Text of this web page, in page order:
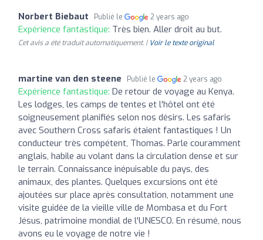
Norbert Biebaut Publié le 2 years ago
Expérience fantastique: Très bien. Aller droit au but.
Cet avis a été traduit automatiquement. | Voir le texte original
martine van den steene Publié le 2 years ago
Expérience fantastique: De retour de voyage au Kenya.
Les lodges, les camps de tentes et l'hôtel ont été
soigneusement planifiés selon nos désirs. Les safaris
avec Southern Cross safaris étaient fantastiques ! Un
conducteur très compétent, Thomas. Parle couramment
anglais, habile au volant dans la circulation dense et sur
le terrain. Connaissance inépuisable du pays, des
animaux, des plantes. Quelques excursions ont été
ajoutées sur place après consultation, notamment une
visite guidée de la vieille ville de Mombasa et du Fort
Jésus, patrimoine mondial de l'UNESCO. En résumé, nous
avons eu le voyage de notre vie !